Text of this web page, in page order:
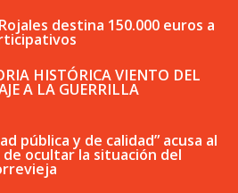
destina 150.000 euros a
HISTÓRICA VIENTO DEL
A LA GUERRILLA
pública y de calidad” acusa al
ocultar la situación del